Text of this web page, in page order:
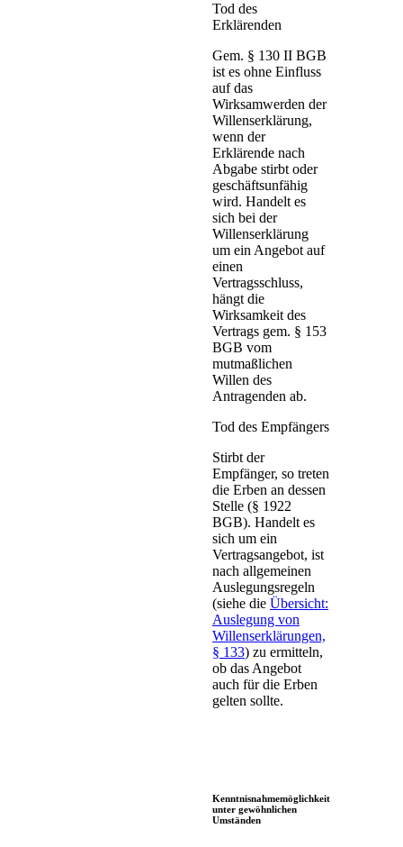
Tod des
Erklärenden
Gem. § 130 II BGB
ist es ohne Einfluss
auf das
Wirksamwerden der
Willenserklärung,
wenn der
Erklärende nach
Abgabe stirbt oder
geschäftsunfähig
wird. Handelt es
sich bei der
Willenserklärung
um ein Angebot auf
einen
Vertragsschluss,
hängt die
Wirksamkeit des
Vertrags gem. § 153
BGB vom
mutmaßlichen
Willen des
Antragenden ab.
Tod des Empfängers
Stirbt der
Empfänger, so treten
die Erben an dessen
Stelle (§ 1922
BGB). Handelt es
sich um ein
Vertragsangebot, ist
nach allgemeinen
Auslegungsregeln
(siehe die Übersicht:
Auslegung von
Willenserklärungen,
§ 133) zu ermitteln,
ob das Angebot
auch für die Erben
gelten sollte.
Kenntnisnahmemöglichkeit
unter gewöhnlichen
Umständen